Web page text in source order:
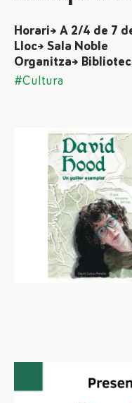
Horari→ A 2/4 de 7
Lloc→ Sala Noble
Organitza→
#Cultura